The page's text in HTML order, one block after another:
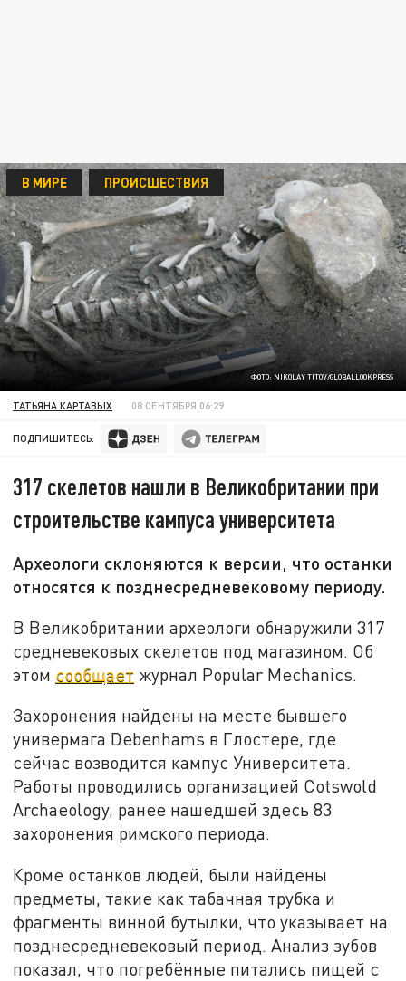
ФОТО: NIKOLAY TITOV/GLOBALLOOKPRESS
В МИРЕ ПРОИСШЕСТВИЯ
ТАТЬЯНА КАРТАВЫХ 08 СЕНТЯБРЯ 06:29
ПОДПИШИТЕСЬ:
317 скелетов нашли в Великобритании при
строительстве кампуса университета
Археологи склоняются к версии, что останки
относятся к позднесредневековому периоду.
В Великобритании археологи обнаружили 317
средневековых скелетов под магазином. Об
этом сообщает журнал Popular Mechanics.
Захоронения найдены на месте бывшего
универмага Debenhams в Глостере, где
сейчас возводится кампус Университета.
Работы проводились организацией Cotswold
Archaeology, ранее нашедшей здесь 83
захоронения римского периода.
Кроме останков людей, были найдены
предметы, такие как табачная трубка и
фрагменты винной бутылки, что указывает на
позднесредневековый период. Анализ зубов
показал, что погребённые питались пищей с